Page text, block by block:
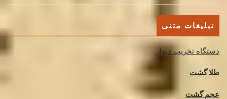
تبلیغات متنی
دستگاه تخریب دیوار
طلا گشت
عجم گشت